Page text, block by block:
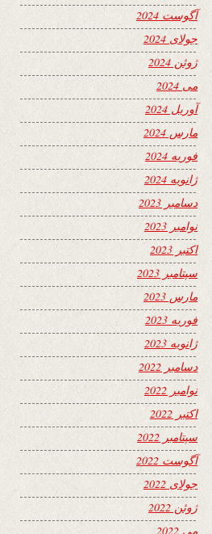
آگوست 2024
جولای 2024
ژوئن 2024
می 2024
آوریل 2024
مارس 2024
فوریه 2024
ژانویه 2024
دسامبر 2023
نوامبر 2023
اکتبر 2023
سپتامبر 2023
مارس 2023
فوریه 2023
ژانویه 2023
دسامبر 2022
نوامبر 2022
اکتبر 2022
سپتامبر 2022
آگوست 2022
جولای 2022
ژوئن 2022
می 2022